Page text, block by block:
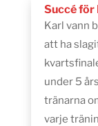
Succé för
Karl vann
att ha
under 5
tränarna
varje